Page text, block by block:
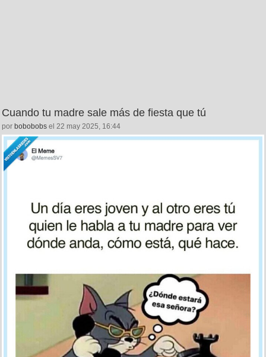
Cuando tu madre sale más de fiesta que tú
por bobobobs el 22 may 2025, 16:44